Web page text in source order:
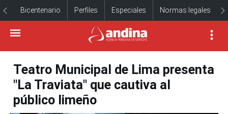
Bicentenario Perfiles Especiales Normas legales
Teatro Municipal de Lima presenta
"La Traviata" que cautiva al
público limeño